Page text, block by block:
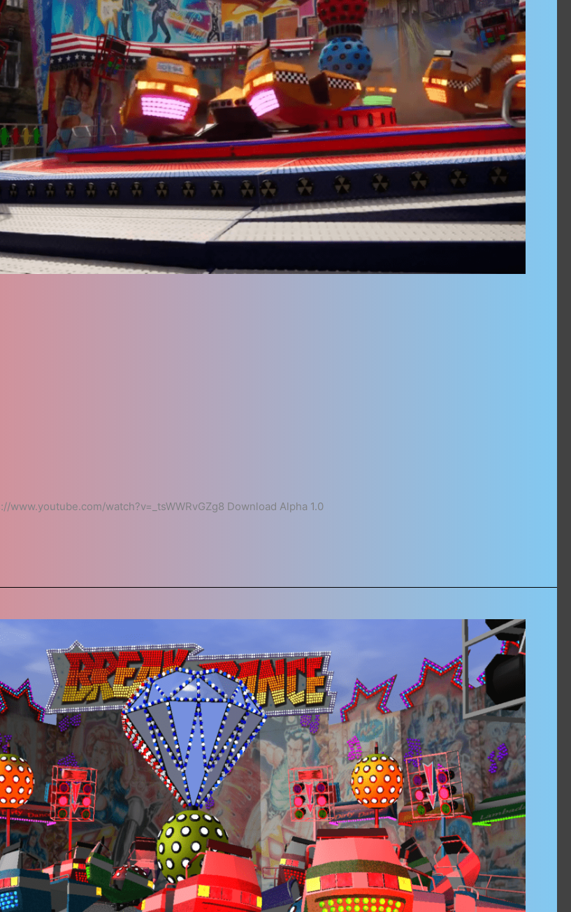
www.youtube.com/watch?v=_tsWWRvGZg8 Download Alpha 1.0